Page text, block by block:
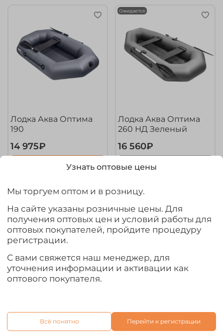
Лодка Аква Оптима
190
14 975₽
Выбрать товар из 2 шт.
Ожидается
Лодка Аква Оптима
260 НД Зеленый
16 560₽
Предзаказ
Контакты
+7 960 500 02 08
it.forestriver@gmail.com
Узнать оптовые цены
Мы торгуем оптом и в розницу.
На сайте указаны розничные цены. Для
получения оптовых цен и условий работы для
оптовых покупателей, пройдите процедуру
регистрации.
С вами свяжется наш менеджер, для
уточнения информации и активации как
оптового покупателя.
Всё понятно Перейти к регистрации